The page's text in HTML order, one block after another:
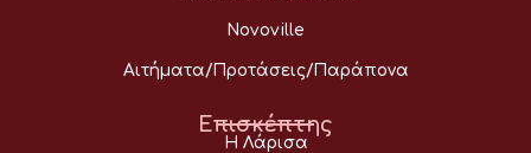
Novoville
Αιτήματα/Προτάσεις/Παράπονα
Επισκέπτης
Η Λάρισα